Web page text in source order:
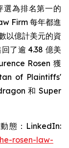
為排名第一的
Firm 每年都進
以億計美元的資
了逾 4.38 億美
Rosen 獲
of Plaintiffs'
和 Super
態：LinkedIn:
rosen-law-